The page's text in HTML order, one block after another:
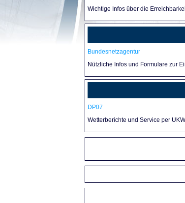
Wichtige Infos über die
Bundesnetzagentur
Nützliche Infos und Formulare zur
DP07
Wetterberichte und Service per